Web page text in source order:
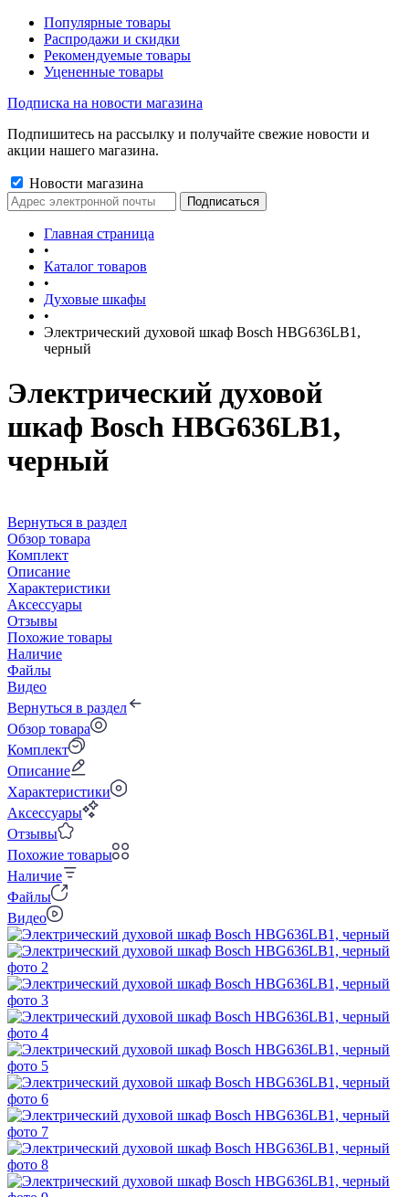
Популярные товары
Распродажи и скидки
Рекомендуемые товары
Уцененные товары
Подписка на новости магазина
Подпишитесь на рассылку и получайте свежие новости и
акции нашего магазина.
Новости магазина
Главная страница
•
Каталог товаров
•
Духовые шкафы
•
Электрический духовой шкаф Bosch HBG636LB1,
черный
Электрический духовой
шкаф Bosch HBG636LB1,
черный
Вернуться в раздел
Обзор товара
Комплект
Описание
Характеристики
Аксессуары
Отзывы
Похожие товары
Наличие
Файлы
Видео
Вернуться в раздел
Обзор товара
Комплект
Описание
Характеристики
Аксессуары
Отзывы
Похожие товары
Наличие
Файлы
Видео